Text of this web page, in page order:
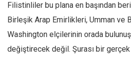
Mehmet Ali Tekin
Abir E. Nahas
Amina S. Jenenkovic
Bağdagül Öz
Filistinliler bu plana en başından beri
Birleşik Arap Emirlikleri, Umman ve
Washington elçilerinin orada
değiştirecek değil. Şurası bir